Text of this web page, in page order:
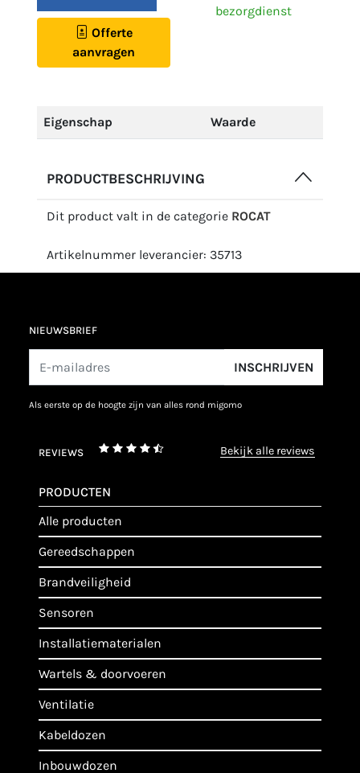
Offerte
aanvragen
bezorgdienst
Eigenschap Waarde
PRODUCTBESCHRIJVING
Dit product valt in de categorie ROCAT
Artikelnummer leverancier: 35713
NIEUWSBRIEF
INSCHRIJVEN
als eerste op de hoogte zijn van alles rond migomo
REVIEWS bekijk alle reviews
PRODUCTEN
alle producten
gereedschappen
brandveiligheid
sensoren
installatiematerialen
wartels & doorvoeren
ventilatie
kabeldozen
inbouwdozen